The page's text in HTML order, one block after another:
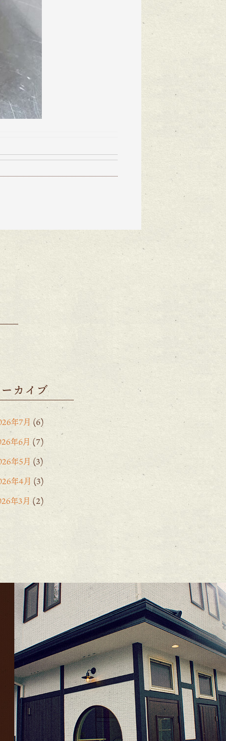
カイブ
年7月 (6)
年6月 (7)
年5月 (3)
年4月 (3)
年3月 (2)
(6)
(15)
年11月(8)
年10月(6)
年9月(11)
年8月(11)
年7月(12)
年6月(13)
年12月(1)
年10月(1)
年9月(1)